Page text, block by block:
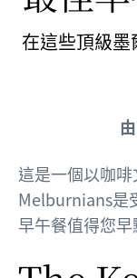
在這些頂級
這是一個以咖
Melburnians是
早午餐值得您